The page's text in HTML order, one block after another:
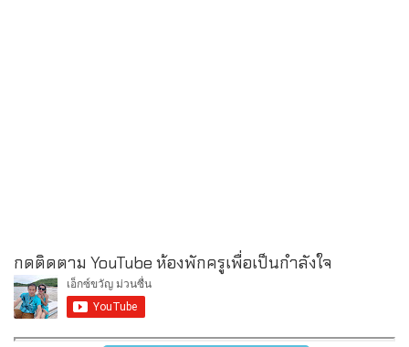
กดติดตาม YouTube ห้องพักครูเพื่อเป็นกำลังใจ